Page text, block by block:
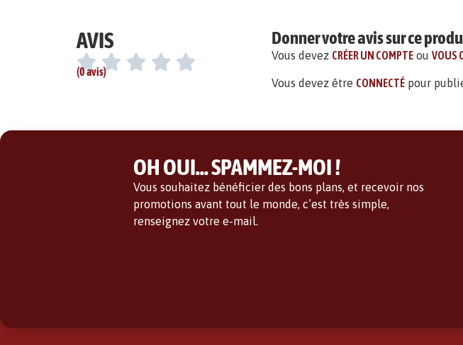
AVIS
(0 avis)
Donner votre avis sur ce
Vous devez CRÉER UN COMPTEou VOUS
Vous devez être CONNECTÉpour
OH OUI... SPAMMEZ-MOI !
Vous souhaitez bénéficier des bons plans, et recevoir nos
promotions avant tout le monde, c’est très simple,
renseignez votre e-mail.